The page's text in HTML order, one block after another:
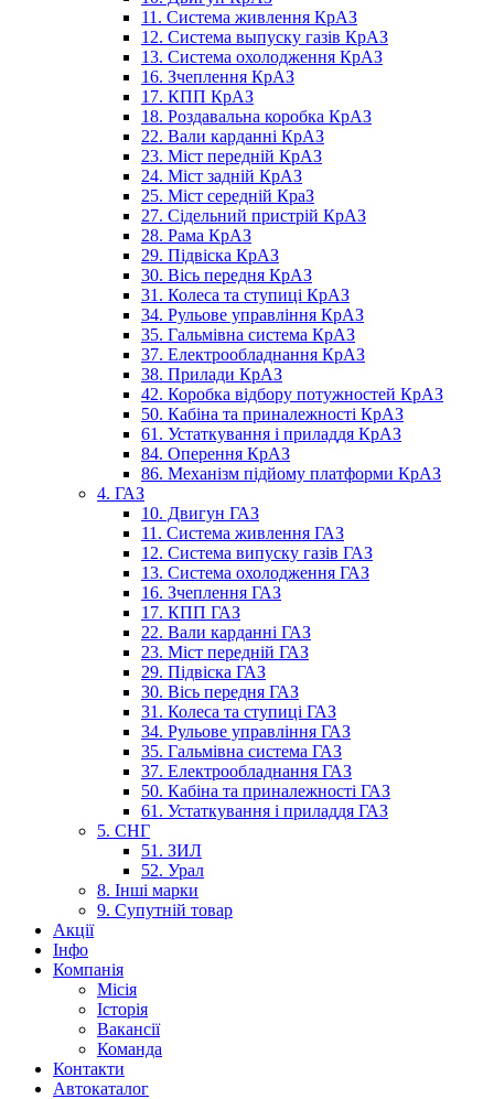
11. Система живлення КрАЗ
12. Система выпуску газів КрАЗ
13. Система охолодження КрАЗ
16. Зчеплення КрАЗ
17. КПП КрАЗ
18. Роздавальна коробка КрАЗ
22. Вали карданні КрАЗ
23. Міст передній КрАЗ
24. Міст задній КрАЗ
25. Міст середній КраЗ
27. Сідельний пристрій КрАЗ
28. Рама КрАЗ
29. Підвіска КрАЗ
30. Вісь передня КрАЗ
31. Колеса та ступиці КрАЗ
34. Рульове управління КрАЗ
35. Гальмівна система КрАЗ
37. Електрообладнання КрАЗ
38. Прилади КрАЗ
42. Коробка відбору потужностей КрАЗ
50. Кабіна та приналежності КрАЗ
61. Устаткування і приладдя КрАЗ
84. Оперення КрАЗ
86. Механізм підйому платформи КрАЗ
4. ГАЗ
10. Двигун ГАЗ
11. Система живлення ГАЗ
12. Система випуску газів ГАЗ
13. Система охолодження ГАЗ
16. Зчеплення ГАЗ
17. КПП ГАЗ
22. Вали карданні ГАЗ
23. Міст передній ГАЗ
29. Підвіска ГАЗ
30. Вісь передня ГАЗ
31. Колеса та ступиці ГАЗ
34. Рульове управління ГАЗ
35. Гальмівна система ГАЗ
37. Електрообладнання ГАЗ
50. Кабіна та приналежності ГАЗ
61. Устаткування і приладдя ГАЗ
5. СНГ
51. ЗИЛ
52. Урал
8. Інші марки
9. Супутній товар
Акції
Інфо
Компанія
Місія
Історія
Вакансії
Команда
Контакти
Автокаталог